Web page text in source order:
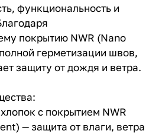
функциональность и
покрытию NWR (Nano
герметизации швов,
защиту от дождя и ветра.
с покрытием NWR
— защита от влаги, ветра